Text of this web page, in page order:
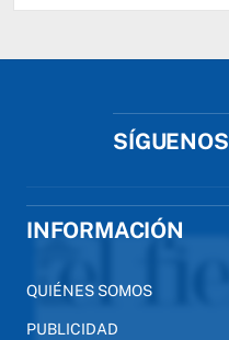
SÍGUENOS
INFORMACIÓN
QUIÉNES SOMOS
PUBLICIDAD